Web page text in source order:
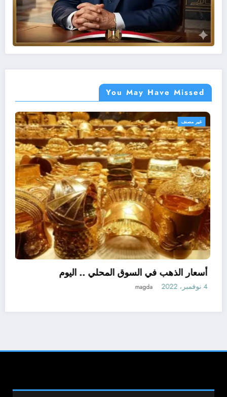
You May Have Missed
أهم الأخبار غير مصنف مصر
اللواء هشام آمنة : تمويل 394 مشروعاً صغيراً
ومتناهى الصغر بجملة استثمارات 6 ملايين جنيه
3 نوفمبر، 2022 نبض مصر الحره
جميع الحقوق محفوظة © 2026 راستلينك (Rasklink)